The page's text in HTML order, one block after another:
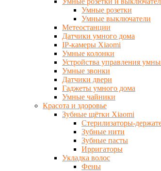
Умные розетки
Умные выключатели
Метеостанции
Датчики умного дома
IP-камеры Xiaomi
Умные колонки
Устройства управления
Умные звонки
Датчики двери
Гаджеты умного дома
Умные чайники
Красота и здоровье
Зубные щётки Xiaomi
Стерилизаторы-
Зубные нити
Зубные пасты
Ирригаторы
Укладка волос
Фены